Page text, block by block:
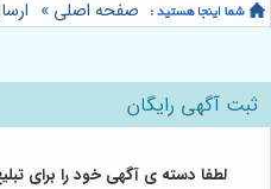
صفحه اصلی »
ثبت آگهی رایگان
لطفا دسته ی آگهی خود را برای